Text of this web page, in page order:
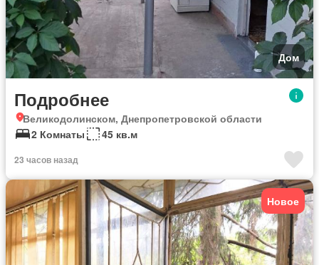
Дом
Подробнее
Великодолинском, Днепропетровской области
2 Комнаты
45 кв.м
23 часов назад
Новое